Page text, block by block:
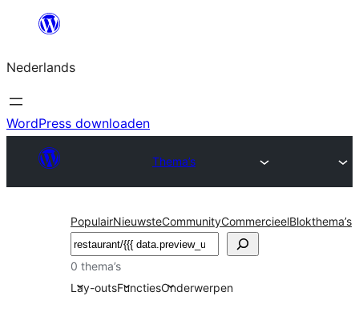
de
inhoud
Nederlands
WordPress downloaden
Thema’s
PopulairNieuwsteCommunityCommercieelBlokthema’s
Zoeken
0 thema’s
Lay-outsFunctiesOnderwerpen